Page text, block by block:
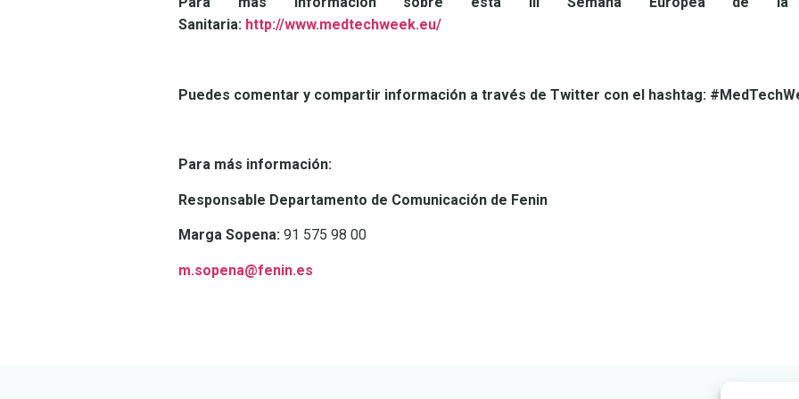
Sanitaria: http://www.medtechweek.eu/
Puedes comentar y compartir información a través de Twitter con el hashtag:
Para más información:
Responsable Departamento de Comunicación de Fenin
Marga Sopena: 91 575 98 00
m.sopena@fenin.es